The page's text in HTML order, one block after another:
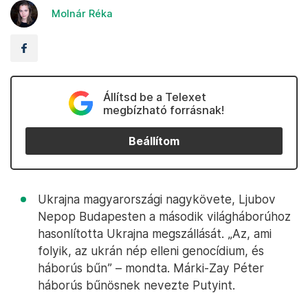
Molnár Réka
Állítsd be a Telexet
megbízható forrásnak!
Beállítom
Ukrajna magyarországi nagykövete, Ljubov
Nepop Budapesten a második világháborúhoz
hasonlította Ukrajna megszállását. „Az, ami
folyik, az ukrán nép elleni genocídium, és
háborús bűn” – mondta. Márki-Zay Péter
háborús bűnösnek nevezte Putyint.